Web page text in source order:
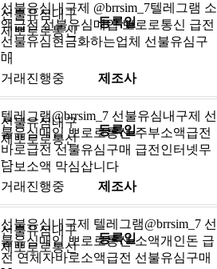
선불유심내구
제뽀로로통신
등록일
- -
선불유심내구제 @brrsim_7텔레그램 소
액급전 선불유심매입 뽀로로통신 급전
선불유심현금화하는업체 선불유심구
매
거래진행중 제조사
선불유심내구
제뽀로로통신
등록일
- -
텔레그램@brrsim_7 선불유심내구제 선
불유심매입 뽀로로통신 주부소액급전
바로급전 선불유심구매 급전인터넷무
담보소액 막심삽니다
거래진행중 제조사
선불유심내구
제뽀로로통신
등록일
선불유심내구제 텔레그램@brrsim_7 선
불유심매입 뽀로로통신 소액개인돈 급
전 연체자바로소액급전 선불유심구매